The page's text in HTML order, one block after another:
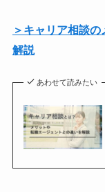
＞キャリア相談
解説
あわせて読みたい